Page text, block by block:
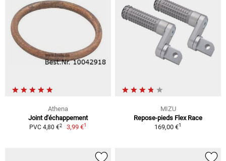
Athena
Joint d'échappement
PVC 4,80 €2 3,99 €1
MIZU
Repose-pieds Flex Race
169,00 €1